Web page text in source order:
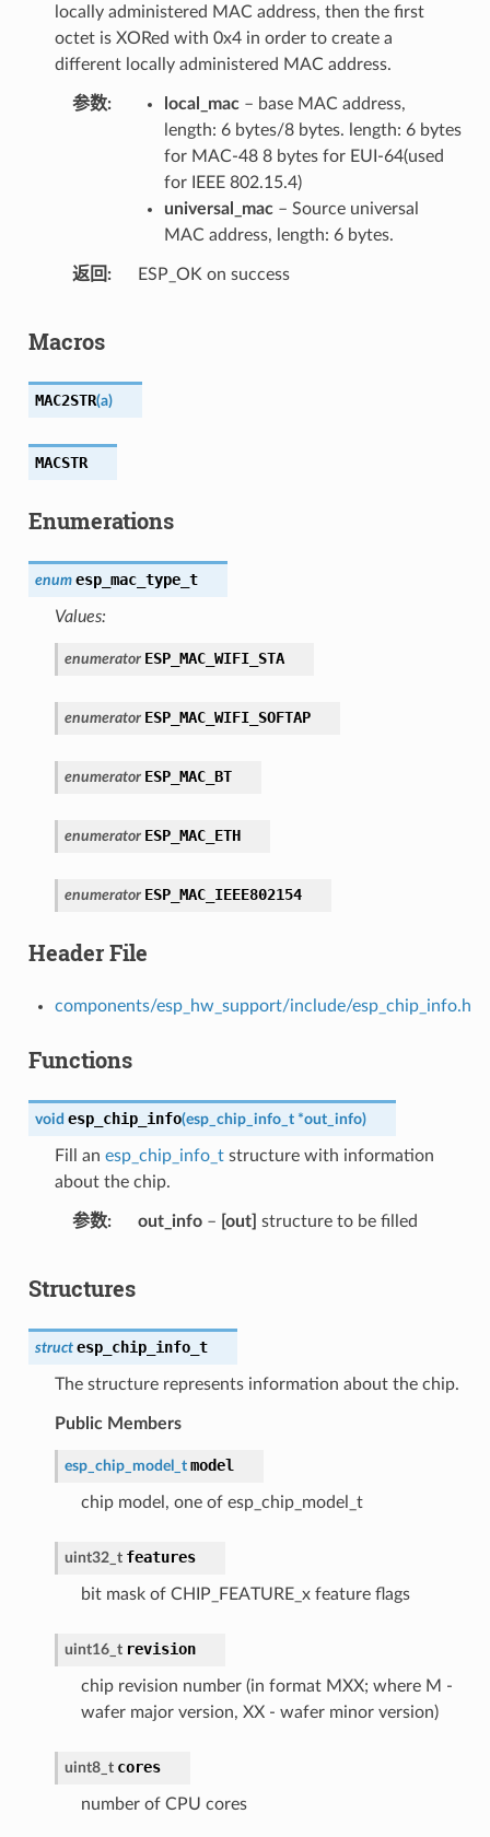
locally administered MAC address, then the first
octet is XORed with 0x4 in order to create a
different locally administered MAC address.
参数 local_mac– base MAC address,
length: 6 bytes/8 bytes. length: 6 bytes
for MAC-48 8 bytes for EUI-64(used
for IEEE 802.15.4)
universal_mac– Source universal
MAC address, length: 6 bytes.
返回 ESP_OK on success
Macros
MAC2STR(a)
MACSTR
Enumerations
enum esp_mac_type_t
Values:
enumerator ESP_MAC_WIFI_STA
enumerator ESP_MAC_WIFI_SOFTAP
enumerator ESP_MAC_BT
enumerator ESP_MAC_ETH
enumerator ESP_MAC_IEEE802154
Header File
components/esp_hw_support/include/esp_chip_info.h
Functions
void esp_chip_info(esp_chip_info_t *out_info)
Fill an esp_chip_info_tstructure with information
about the chip.
参数 out_info– [out] structure to be filled
Structures
struct esp_chip_info_t
The structure represents information about the chip.
Public Members
esp_chip_model_t model
chip model, one of esp_chip_model_t
uint32_t features
bit mask of CHIP_FEATURE_x feature flags
uint16_t revision
chip revision number (in format MXX; where M -
wafer major version, XX - wafer minor version)
uint8_t cores
number of CPU cores